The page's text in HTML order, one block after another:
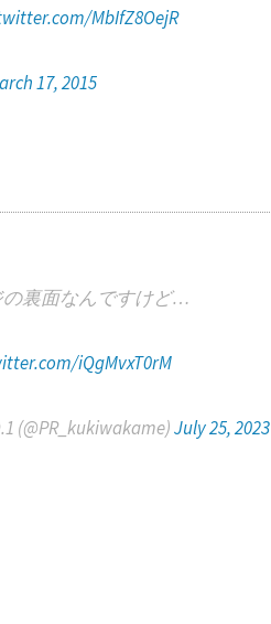
MbIfZ8OejR
17, 2015
の裏面なんですけど…
iQgMvxT0rM
July 25, 2023